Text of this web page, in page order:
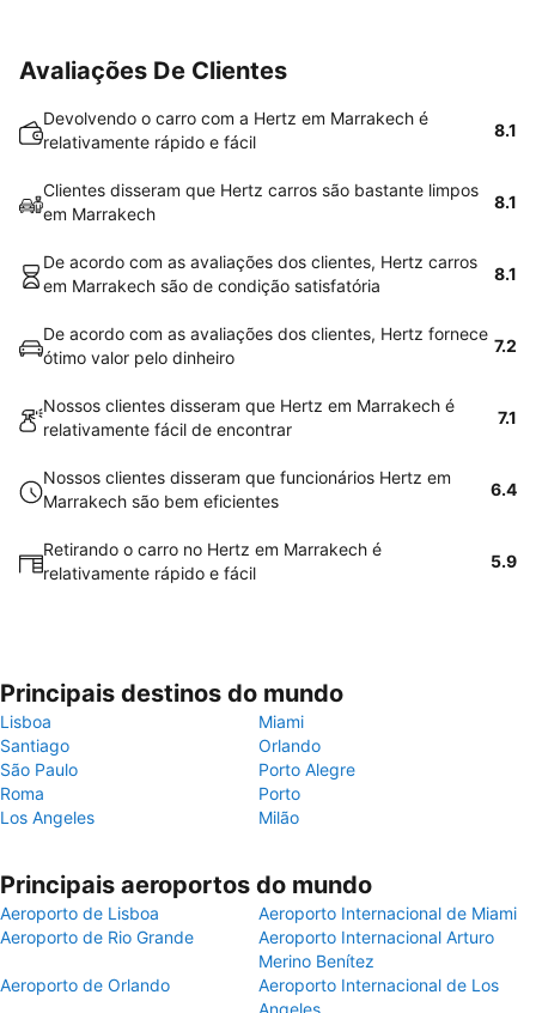
Avaliações De Clientes
Devolvendo o carro com a Hertz em Marrakech é
relativamente rápido e fácil
8.1
Clientes disseram que Hertz carros são bastante limpos
em Marrakech
8.1
De acordo com as avaliações dos clientes, Hertz carros
em Marrakech são de condição satisfatória
8.1
De acordo com as avaliações dos clientes, Hertz fornece
ótimo valor pelo dinheiro
7.2
Nossos clientes disseram que Hertz em Marrakech é
relativamente fácil de encontrar
7.1
Nossos clientes disseram que funcionários Hertz em
Marrakech são bem eficientes
6.4
Retirando o carro no Hertz em Marrakech é
relativamente rápido e fácil
5.9
Principais destinos do mundo
Lisboa
Miami
Santiago
Orlando
São Paulo
Porto Alegre
Roma
Porto
Los Angeles
Milão
Principais aeroportos do mundo
Aeroporto de Lisboa
Aeroporto Internacional de Miami
Aeroporto de Rio Grande
Aeroporto Internacional Arturo
Merino Benítez
Aeroporto de Orlando
Aeroporto Internacional de Los
Angeles